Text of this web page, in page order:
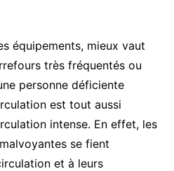
équipements, mieux vaut
très fréquentés ou
personne déficiente
est tout aussi
intense. En effet, les
se fient
et à leurs